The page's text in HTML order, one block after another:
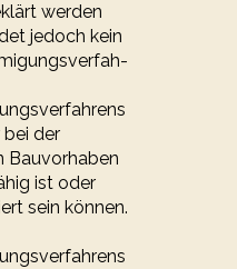
werden
jedoch kein
der
Bauvorhaben
ist oder
sein können.